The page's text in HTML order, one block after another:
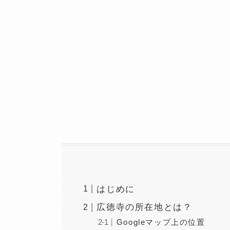
はじめに
広徳寺の所在地とは？
Googleマップ上の位置